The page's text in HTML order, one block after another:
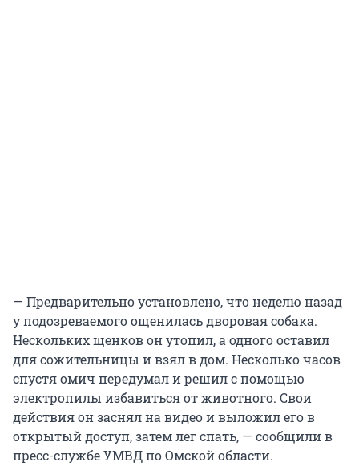
— Предварительно установлено, что неделю назад
у подозреваемого ощенилась дворовая собака.
Нескольких щенков он утопил, а одного оставил
для сожительницы и взял в дом. Несколько часов
спустя омич передумал и решил с помощью
электропилы избавиться от животного. Свои
действия он заснял на видео и выложил его в
открытый доступ, затем лег спать, — сообщили в
пресс-службе УМВД по Омской области.